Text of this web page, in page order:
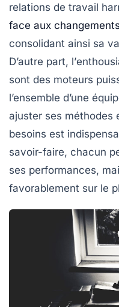
relations de travail
face aux changements
consolidant ainsi sa
D’autre part, l’
sont des moteurs
l’ensemble d’une
ajuster ses méthodes
besoins est
savoir-faire, chacun
ses performances,
favorablement sur le